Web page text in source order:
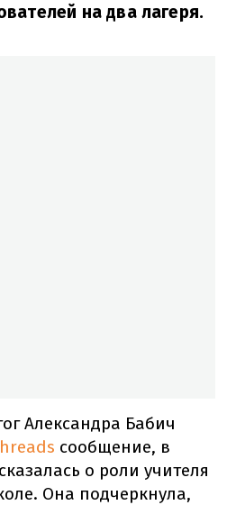
на два лагеря.
Александра Бабич
сообщение, в
о роли учителя
Она подчеркнула,